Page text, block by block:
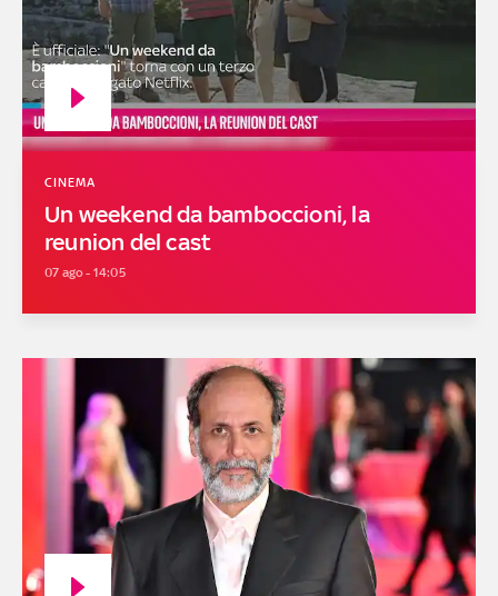
Un weekend da bamboccioni, la
reunion del cast
CINEMA
07 ago - 14:05